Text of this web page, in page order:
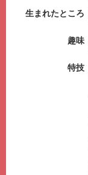
生まれたところ
趣味
特技